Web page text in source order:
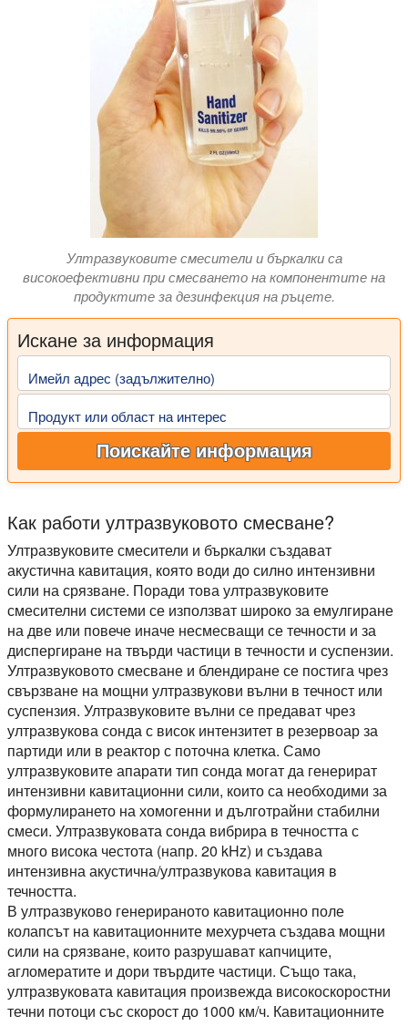
Ултразвуковите смесители и бъркалки са
високоефективни при смесването на компонентите на
продуктите за дезинфекция на ръцете.
Искане за информация
Имейл адрес (задължително)
Продукт или област на интерес
Поискайте информация
Как работи ултразвуковото смесване?
Ултразвуковите смесители и бъркалки създават
акустична кавитация, която води до силно интензивни
сили на срязване. Поради това ултразвуковите
смесителни системи се използват широко за емулгиране
на две или повече иначе несмесващи се течности и за
диспергиране на твърди частици в течности и суспензии.
Ултразвуковото смесване и блендиране се постига чрез
свързване на мощни ултразвукови вълни в течност или
суспензия. Ултразвуковите вълни се предават чрез
ултразвукова сонда с висок интензитет в резервоар за
партиди или в реактор с поточна клетка. Само
ултразвуковите апарати тип сонда могат да генерират
интензивни кавитационни сили, които са необходими за
формулирането на хомогенни и дълготрайни стабилни
смеси. Ултразвуковата сонда вибрира в течността с
много висока честота (напр. 20 kHz) и създава
интензивна акустична/ултразвукова кавитация в
течността.
В ултразвуково генерираното кавитационно поле
колапсът на кавитационните мехурчета създава мощни
сили на срязване, които разрушават капчиците,
агломератите и дори твърдите частици. Също така,
ултразвуковата кавитация произвежда високоскоростни
течни потоци със скорост до 1000 км/ч. Кавитационните